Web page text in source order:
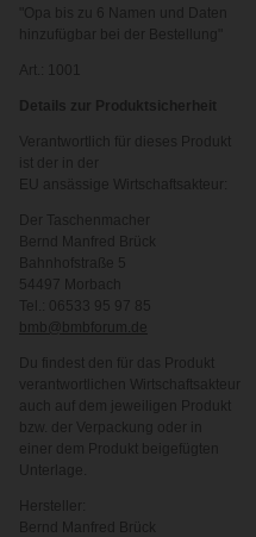
"Opa bis zu 6 Namen und Daten
hinzufügbar bei der Bestellung"
Art.: 1001
Details zur Produktsicherheit
Verantwortlich für dieses Produkt
ist der in der
EU ansässige Wirtschaftsakteur:
Der Taschenmacher
Bernd Manfred Brück
Bahnhofstraße 5
54497 Morbach
Tel.: 06533 95 97 85
bmb@bmbforum.de
Du findest den für das Produkt
verantwortlichen Wirtschaftsakteur
auch auf dem jeweiligen Produkt
bzw. der Verpackung oder in
einer dem Produkt beigefügten
Unterlage.
Hersteller:
Bernd Manfred Brück